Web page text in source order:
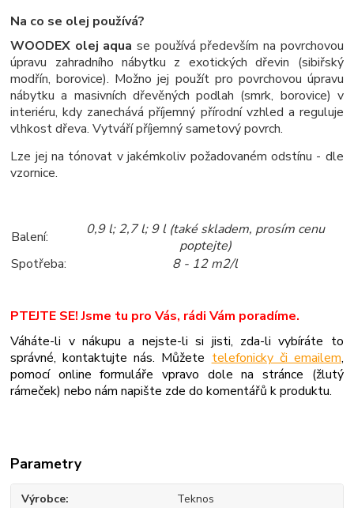
Na co se olej používá?
WOODEX olej aqua se používá především na povrchovou
úpravu zahradního nábytku z exotických dřevin (sibiřský
modřín, borovice). Možno jej použít pro povrchovou úpravu
nábytku a masivních dřevěných podlah (smrk, borovice) v
interiéru, kdy zanechává příjemný přírodní vzhled a reguluje
vlhkost dřeva. Vytváří příjemný sametový povrch.
Lze jej na tónovat v jakémkoliv požadovaném odstínu - dle
vzornice.
Balení:
0,9 l; 2,7 l; 9 l (také skladem, prosím cenu
poptejte)
Spotřeba:
8 - 12 m2/l
PTEJTE SE! Jsme tu pro Vás, rádi Vám poradíme.
Váháte-li v nákupu a nejste-li si jisti, zda-li vybíráte to
správné, kontaktujte nás. Můžete telefonicky či emailem,
pomocí online formuláře vpravo dole na stránce (žlutý
rámeček) nebo nám napište zde do komentářů k produktu.
Parametry
Výrobce Teknos